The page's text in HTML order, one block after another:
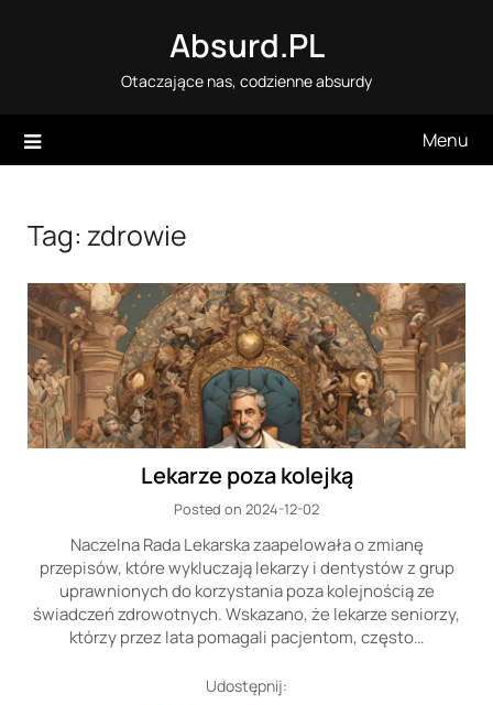
Absurd.PL
Otaczające nas, codzienne absurdy
Menu
Tag: zdrowie
Lekarze poza kolejką
Posted on 2024-12-02
Naczelna Rada Lekarska zaapelowała o zmianę
przepisów, które wykluczają lekarzy i dentystów z grup
uprawnionych do korzystania poza kolejnością ze
świadczeń zdrowotnych. Wskazano, że lekarze seniorzy,
którzy przez lata pomagali pacjentom, często…
Udostępnij: